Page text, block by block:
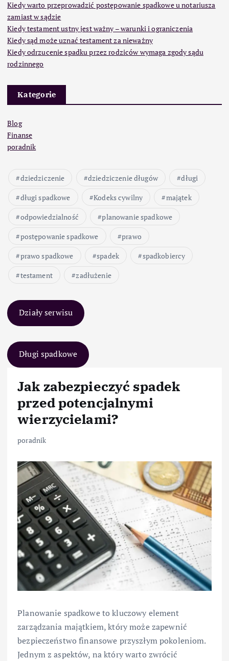
Kiedy warto przeprowadzić postępowanie spadkowe u notariusza
zamiast w sądzie
Kiedy testament ustny jest ważny – warunki i ograniczenia
Kiedy sąd może uznać testament za nieważny
Kiedy odrzucenie spadku przez rodziców wymaga zgody sądu
rodzinnego
Kategorie
Blog
Finanse
poradnik
dziedziczenie dziedziczenie długów
długi
długi spadkowe
Kodeks cywilny
majątek
odpowiedzialność
planowanie spadkowe
postępowanie spadkowe
prawo
prawo spadkowe
spadek
spadkobiercy
testament
zadłużenie
Działy serwisu
Długi spadkowe
Jak zabezpieczyć spadek
przed potencjalnymi
wierzycielami?
poradnik
Planowanie spadkowe to kluczowy element
zarządzania majątkiem, który może zapewnić
bezpieczeństwo finansowe przyszłym pokoleniom.
Jednym z aspektów, na który warto zwrócić